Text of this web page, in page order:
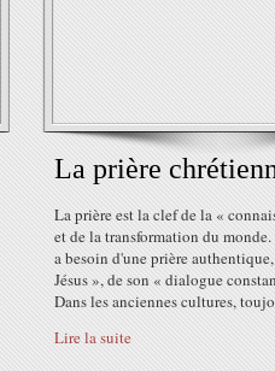
La prière
La prière est la clef de la «
et de la transformation du
a besoin d'une prière
Jésus », de son « dialogue
Dans les anciennes cultures,
Lire la suite